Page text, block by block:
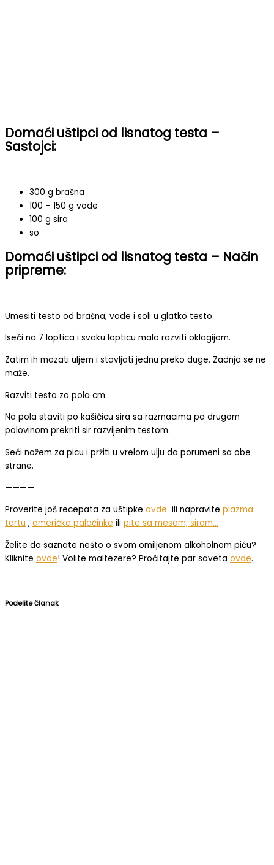
Domaći uštipci od lisnatog testa –
Sastojci:
300 g brašna
100 – 150 g vode
100 g sira
so
Domaći uštipci od lisnatog testa – Način
pripreme:
Umesiti testo od brašna, vode i soli u glatko testo.
Iseći na 7 loptica i svaku lopticu malo razviti oklagijom.
Zatim ih mazati uljem i stavljati jednu preko duge. Zadnja se ne
maže.
Razviti testo za pola cm.
Na pola staviti po kašičicu sira sa razmacima pa drugom
polovinom prekriti sir razvijenim testom.
Seći nožem za picu i pržiti u vrelom ulju da porumeni sa obe
strane.
————
Proverite još recepata za uštipke ovde ili napravite plazma
tortu , američke palačinke ili pite sa mesom, sirom…
Želite da saznate nešto o svom omiljenom alkoholnom piću?
Kliknite ovde! Volite maltezere? Pročitajte par saveta ovde.
Podelite članak